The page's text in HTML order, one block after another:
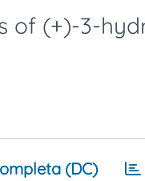
of (+)-3-
(DC)